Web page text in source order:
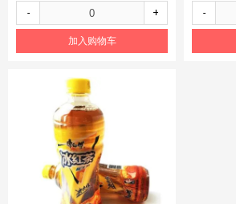
- +
加入购物车
-